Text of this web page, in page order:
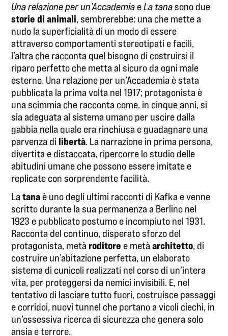
Una relazione per un’Accademia eLa tanasono due
storie di animali, sembrerebbe: una che mette a
nudo la superficialità di un modo di essere
attraverso comportamenti stereotipati e facili,
l’altra che racconta quel bisogno di costruirsi il
riparo perfetto che metta al sicuro da ogni male
esterno. Una relazione per un’Accademia è stata
pubblicata la prima volta nel 1917; protagonista è
una scimmia che racconta come, in cinque anni, si
sia adeguata al sistema umano per uscire dalla
gabbia nella quale era rinchiusa e guadagnare una
parvenza di libertà. La narrazione in prima persona,
divertita e distaccata, ripercorre lo studio delle
abitudini umane che possono essere imitate e
replicate con sorprendente facilità.
Latana è uno degli ultimi racconti di Kafka e venne
scritto durante la sua permanenza a Berlino nel
1923 e pubblicato postumo e incompiuto nel 1931.
Racconta del continuo, disperato sforzo del
protagonista, metà roditore e metàarchitetto, di
costruire un’abitazione perfetta, un elaborato
sistema di cunicoli realizzati nel corso di un’intera
vita, per proteggersi da nemici invisibili. E, nel
tentativo di lasciare tutto fuori, costruisce passaggi
e corridoi, nuovi tunnel che portano a vicoli ciechi, in
un’ossessiva ricerca di sicurezza che genera solo
ansia e terrore.